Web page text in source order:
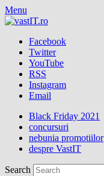
Menu
Facebook
Twitter
YouTube
RSS
Instagram
Email
Black Friday 2021
concursuri
nebunia promotiilor
despre VastIT
Search